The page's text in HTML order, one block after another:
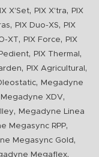
X'Set, PIX X'tra,
PIX
, PIX Duo-XS,
PIX
XT, PIX Force,
PIX
, PIX Thermal ,
, PIX Agricultural ,
,
Megadyne
Megadyne XDV,
,
Megadyne Linea
Megasync RPP,
Megasync Gold ,
Megaflex,